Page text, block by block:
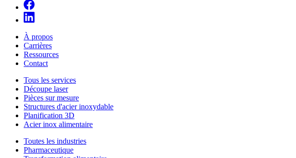
À propos
Carrières
Ressources
Contact
Tous les services
Découpe laser
Pièces sur mesure
Structures d'acier inoxydable
Planification 3D
Acier inox alimentaire
Toutes les industries
Pharmaceutique